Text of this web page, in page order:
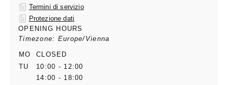
Termini di servizio
Protezione dati
OPENING HOURS
Timezone: Europe/Vienna
MO
CLOSED
TU
10:00 - 12:00
14:00 - 18:00